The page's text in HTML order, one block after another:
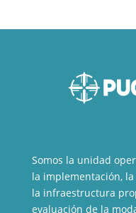
Somos la unidad
la implementación,
la infraestructura
evaluación de la